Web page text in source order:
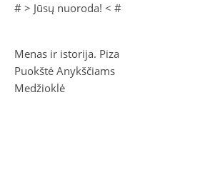
# > Jūsų nuoroda! < #
Menas ir istorija. Piza
Puokštė Anykščiams
Medžioklė